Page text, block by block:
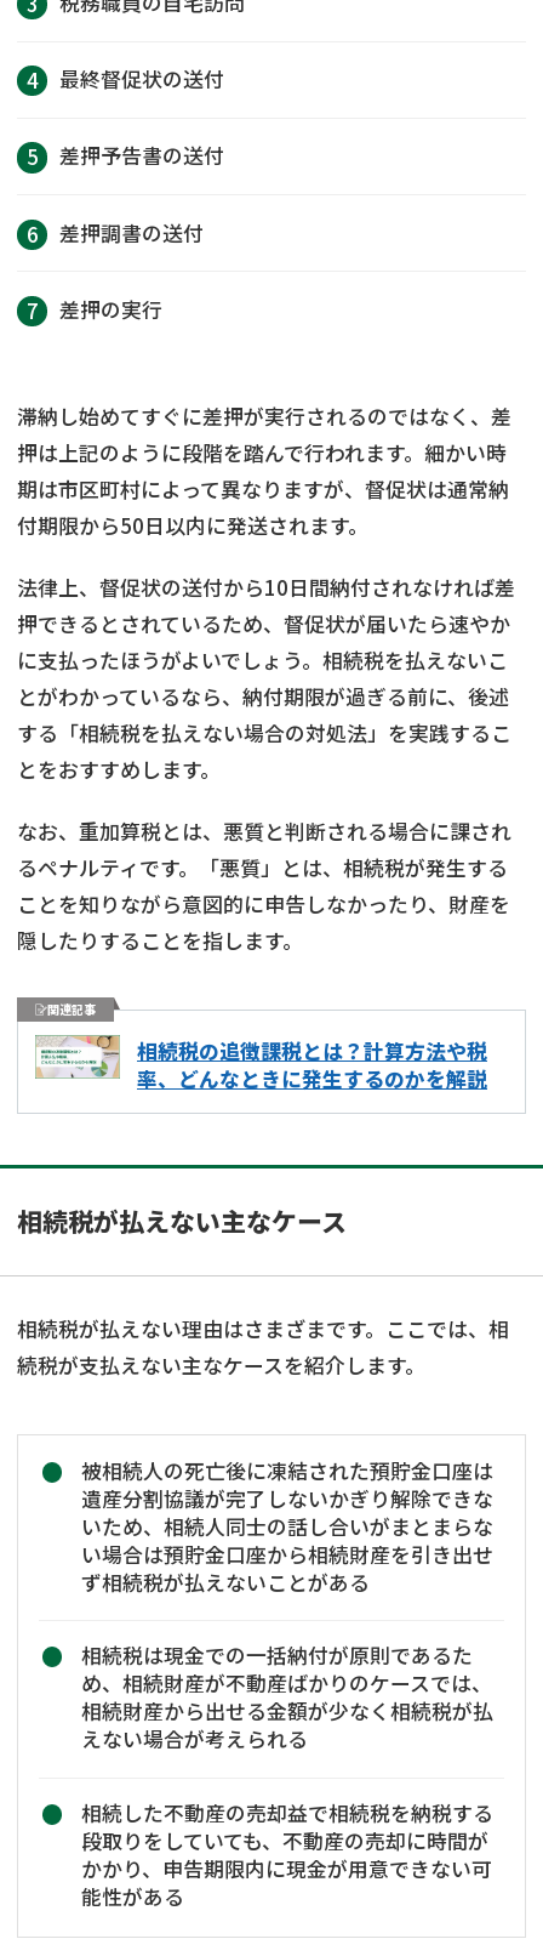
最終督促状の送付
差押予告書の送付
差押調書の送付
差押の実行
滞納し始めてすぐに差押が実行されるのではなく、差
押は上記のように段階を踏んで行われます。細かい時
期は市区町村によって異なりますが、督促状は通常納
付期限から50日以内に発送されます。
法律上、督促状の送付から10日間納付されなければ差
押できるとされているため、督促状が届いたら速やか
に支払ったほうがよいでしょう。相続税を払えないこ
とがわかっているなら、納付期限が過ぎる前に、後述
する「相続税を払えない場合の対処法」を実践するこ
とをおすすめします。
なお、重加算税とは、悪質と判断される場合に課され
るペナルティです。「悪質」とは、相続税が発生する
ことを知りながら意図的に申告しなかったり、財産を
隠したりすることを指します。
関連記事
相続税の追徴課税とは？計算方法や税
率、どんなときに発生するのかを解説
相続税が払えない主なケース
相続税が払えない理由はさまざまです。ここでは、相
続税が支払えない主なケースを紹介します。
被相続人の死亡後に凍結された預貯金口座は
遺産分割協議が完了しないかぎり解除できな
いため、相続人同士の話し合いがまとまらな
い場合は預貯金口座から相続財産を引き出せ
ず相続税が払えないことがある
相続税は現金での一括納付が原則であるた
め、相続財産が不動産ばかりのケースでは、
相続財産から出せる金額が少なく相続税が払
えない場合が考えられる
相続した不動産の売却益で相続税を納税する
段取りをしていても、不動産の売却に時間が
かかり、申告期限内に現金が用意できない可
能性がある